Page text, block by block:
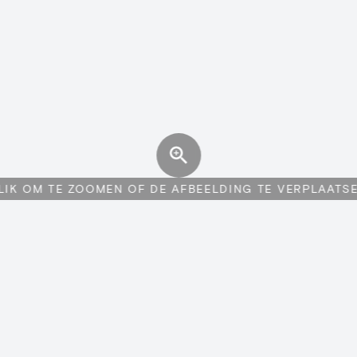
OM TE ZOOMEN OF DE AFBEELDING TE